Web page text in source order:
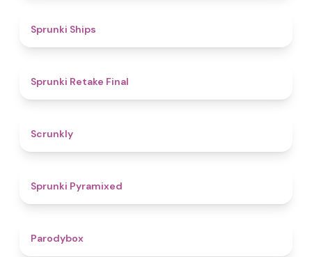
Sprunki Ships
Sprunki Retake Final
Scrunkly
Sprunki Pyramixed
Parodybox